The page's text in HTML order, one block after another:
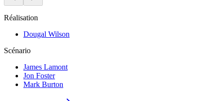
Réalisation
Dougal Wilson
Scénario
James Lamont
Jon Foster
Mark Burton